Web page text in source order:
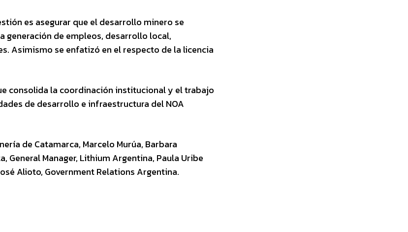
es asegurar que el desarrollo minero se
generación de empleos, desarrollo local,
Asimismo se enfatizó en el respecto de la licencia
consolida la coordinación institucional y el trabajo
de desarrollo e infraestructura del NOA
de Catamarca, Marcelo Murúa, Barbara
General Manager, Lithium Argentina, Paula Uribe
Alioto, Government Relations Argentina.